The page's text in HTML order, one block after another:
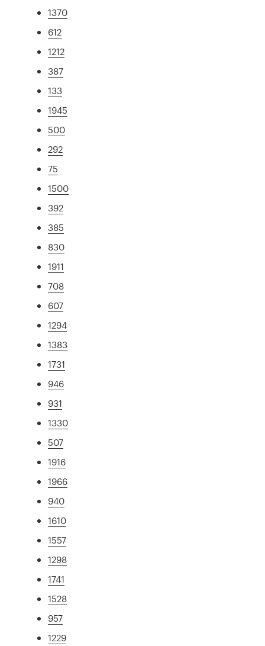
1370
612
1212
387
133
1945
500
292
75
1500
392
385
830
1911
708
607
1294
1383
1731
946
931
1330
507
1916
1966
940
1610
1557
1298
1741
1528
957
1229